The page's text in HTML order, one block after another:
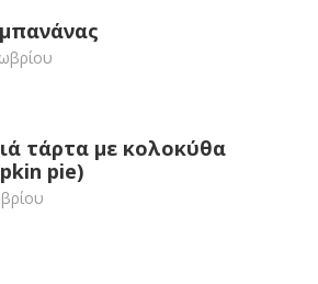
τάρτα με κολοκύθα
pie)